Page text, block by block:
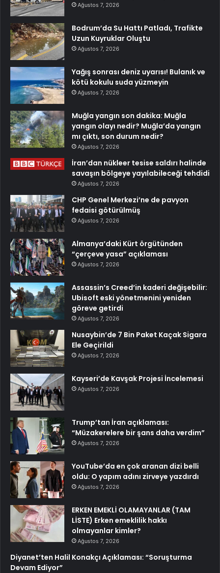
Ağustos 7, 2026
Bodrum’da Su Hattı Patladı, Trafikte
Uzun Kuyruklar Oluştu
Ağustos 7, 2026
Yağış sonrası deniz uyarısı! Bulanık ve
kötü kokulu suda yüzmeyin
Ağustos 7, 2026
Muğla yangın son dakika: Muğla
yangın olayı nedir? Muğla’da yangın
mı çıktı, son durum nedir?
Ağustos 7, 2026
İran’dan nükleer tesise saldırı halinde
savaşın bölgeye yayılabileceği tehdidi
Ağustos 7, 2026
CHP Genel Merkezi’ne de pavyon
fedaisi götürülmüş
Ağustos 7, 2026
Almanya’daki Kürt örgütünden
“çerçeve yasa” açıklaması
Ağustos 7, 2026
Assassin’s Creed’in kaderi değişebilir:
Ubisoft eski yönetmenini yeniden
göreve getirdi
Ağustos 7, 2026
Nusaybin’de 7 Bin Paket Kaçak Sigara
Ele Geçirildi
Ağustos 7, 2026
Kayseri’de Kavşak Projesi İncelemesi
Ağustos 7, 2026
Trump’tan İran açıklaması:
“Müzakerelere bir şans daha verdim”
Ağustos 7, 2026
YouTube’da en çok aranan dizi belli
oldu: O yapım adını zirveye yazdırdı
Ağustos 7, 2026
ERKEN EMEKLİ OLAMAYANLAR (TAM
LİSTE) Erken emeklilik hakkı
olmayanlar kimler?
Ağustos 7, 2026
Diyanet’ten Halil Konakçı Açıklaması: “Soruşturma
Devam Ediyor”